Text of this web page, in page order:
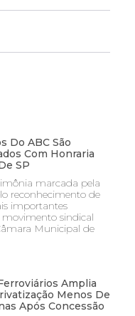
Do ABC São
Com Honraria
SP
marcada pela
reconhecimento de
importantes
movimento sindical
Municipal de
Amplia
Menos De
Após Concessão